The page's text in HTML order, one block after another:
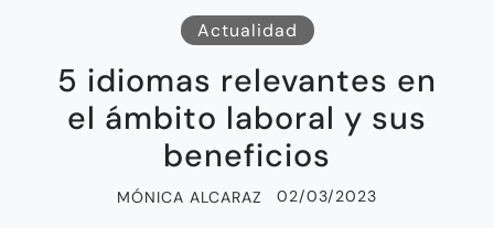
Actualidad
5 idiomas relevantes en
el ámbito laboral y sus
beneficios
MÓNICA ALCARAZ 02/03/2023